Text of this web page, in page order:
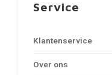
Service
Klantenservice
Over ons